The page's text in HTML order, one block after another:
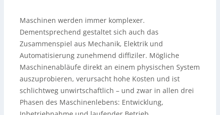
Maschinen werden immer komplexer.
Dementsprechend gestaltet sich auch das
Zusammenspiel aus Mechanik, Elektrik und
Automatisierung zunehmend diffiziler. Mögliche
Maschinenabläufe direkt an einem physischen System
auszuprobieren, verursacht hohe Kosten und ist
schlichtweg unwirtschaftlich – und zwar in allen drei
Phasen des Maschinenlebens: Entwicklung,